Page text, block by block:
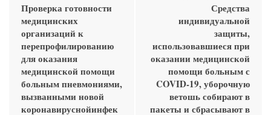
Проверка готовности
медицинских
организаций к
перепрофилированию
для оказания
медицинской помощи
больным пневмониями,
вызванными новой
коронавируснойинфек
Средства
индивидуальной
защиты,
использовавшиеся при
оказании медицинской
помощи больным с
COVID-19, уборочную
ветошь собирают в
пакеты и сбрасывают в